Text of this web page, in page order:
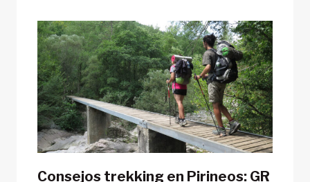
LA
GR11
CON
TIENDA
DE
CAMPAÑA?
Consejos trekking en Pirineos: GR